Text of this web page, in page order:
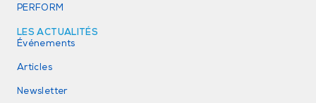
PERFORM
LES ACTUALITÉS
Événements
Articles
Newsletter